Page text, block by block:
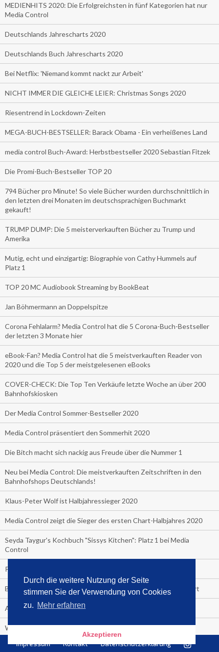
Durch die weitere Nutzung der Seite
stimmen Sie der Verwendung von Cookies
zu. Mehr erfahren
Akzeptieren
MEDIENHITS 2020: Die Erfolgreichsten in fünf Kategorien hat nur
Media Control
Deutschlands Jahrescharts 2020
Deutschlands Buch Jahrescharts 2020
Bei Netflix: 'Niemand kommt nackt zur Arbeit'
NICHT IMMER DIE GLEICHE LEIER: Christmas Songs 2020
Riesentrend in Lockdown-Zeiten
MEGA-BUCH-BESTSELLER: Barack Obama - Ein verheißenes Land
media control Buch-Award: Herbstbestseller 2020 Sebastian Fitzek
Die Promi-Buch-Bestseller TOP 20
794 Bücher pro Minute! So viele Bücher wurden durchschnittlich in
den letzten drei Monaten im deutschsprachigen Buchmarkt
gekauft!
TRUMP DUMP: Die 5 meisterverkauften Bücher zu Trump und
Amerika
Mutig, echt und einzigartig: Biographie von Cathy Hummels auf
Platz 1
TOP 20 MC Audiobook Streaming by BookBeat
Jan Böhmermann an Doppelspitze
Corona Fehlalarm? Media Control hat die 5 Corona-Buch-Bestseller
der letzten 3 Monate hier
eBook-Fan? Media Control hat die 5 meistverkauften Reader von
2020 und die Top 5 der meistgelesenen eBooks
COVER-CHECK: Die Top Ten Verkäufe letzte Woche an über 200
Bahnhofskiosken
Der Media Control Sommer-Bestseller 2020
Media Control präsentiert den Sommerhit 2020
Die Bitch macht sich nackig aus Freude über die Nummer 1
Neu bei Media Control: Die meistverkauften Zeitschriften in den
Bahnhofshops Deutschlands!
Klaus-Peter Wolf ist Halbjahressieger 2020
Media Control zeigt die Sieger des ersten Chart-Halbjahres 2020
Seyda Taygur's Kochbuch "Sissys Kitchen": Platz 1 bei Media
Control
Promibuecher, die gehen und die stehen.
BookBeat und Media Control starten Hörbuch-Streaming-Chart
Angela Merkel ist Hitlers Tochter
Wenn am Ende des Geldes noch zu viel Leben übrig ist
Boom Autokino: mehr als 100.000 Besucher letztes Wochenende
Impressum Kontakt Datenschutzerklärung